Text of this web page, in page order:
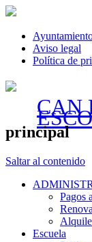
Aviso legal
Política de
CAN
principal
Saltar al contenido
Pagos
Escuela